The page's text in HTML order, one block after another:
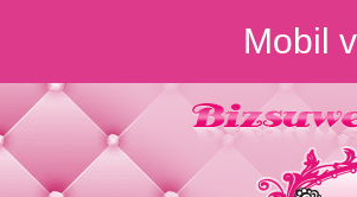
Mobil